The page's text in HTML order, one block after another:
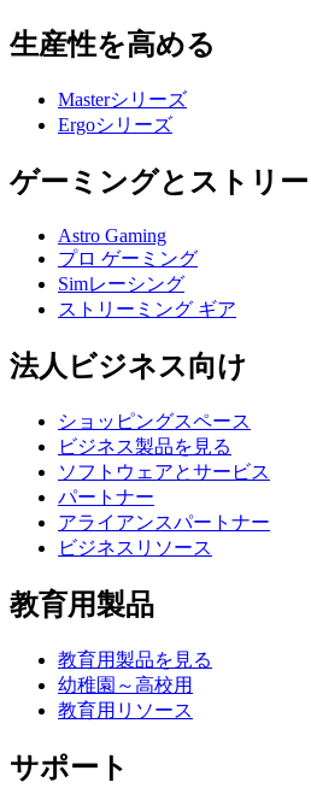
生産性を高める
Masterシリーズ
Ergoシリーズ
ゲーミングとストリ
Astro Gaming
プロ ゲーミング
Simレーシング
ストリーミング ギア
法人ビジネス向け
ショッピングスペース
ビジネス製品を見る
ソフトウェアとサービス
パートナー
アライアンスパートナー
ビジネスリソース
教育用製品
教育用製品を見る
幼稚園～高校用
教育用リソース
サポート